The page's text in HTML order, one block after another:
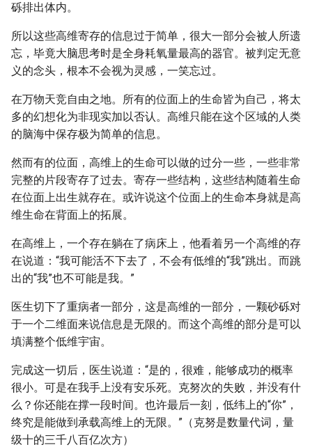
砾排出体内。
所以这些高维寄存的信息过于简单，很大一部分会被人所遗
忘，毕竟大脑思考时是全身耗氧量最高的器官。被判定无意
义的念头，根本不会视为灵感，一笑忘过。
在万物天竞自由之地。所有的位面上的生命皆为自己，将太
多的幻想化为非现实加以否认。高维只能在这个区域的人类
的脑海中保存极为简单的信息。
然而有的位面，高维上的生命可以做的过分一些，一些非常
完整的片段寄存了过去。寄存一些结构，这些结构随着生命
在位面上出生就存在。或许说这个位面上的生命本身就是高
维生命在背面上的拓展。
在高维上，一个存在躺在了病床上，他看着另一个高维的存
在说道：“我可能活不下去了，不会有低维的“我”跳出。而跳
出的“我”也不可能是我。”
医生切下了重病者一部分，这是高维的一部分，一颗砂砾对
于一个二维面来说信息是无限的。而这个高维的部分是可以
填满整个低维宇宙。
完成这一切后，医生说道：“是的，很难，能够成功的概率
很小。可是在我手上没有安乐死。克努次的失败，并没有什
么？你还能在撑一段时间。也许最后一刻，低纬上的“你”，
终究是能做到承载高维上的无限。”（克努是数量代词，量
级十的三千八百亿次方）